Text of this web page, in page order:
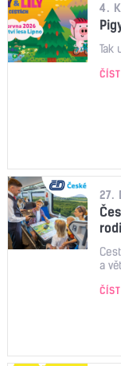
4.
Tak
27.
a